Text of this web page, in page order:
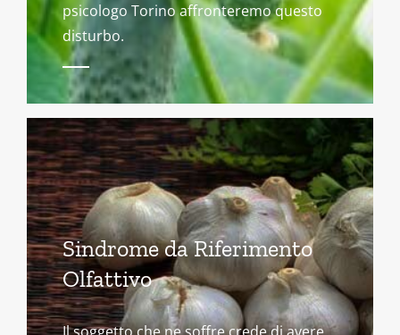
psicologo Torino affronteremo questo
disturbo.
Sindrome da Riferimento
Olfattivo